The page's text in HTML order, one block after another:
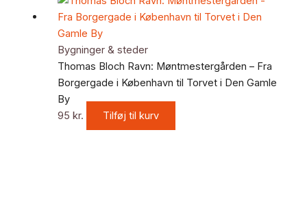
Bygninger & steder
Thomas Bloch Ravn: Møntmestergården – Fra
Borgergade i København til Torvet i Den Gamle
By
95 kr. Tilføj til kurv